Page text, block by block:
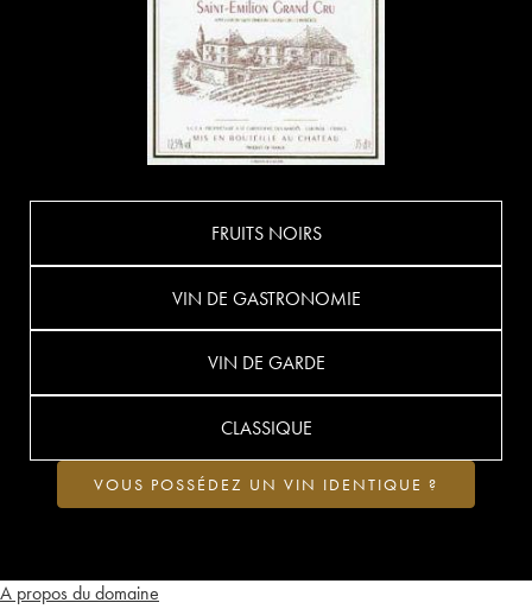
A propos du domaine
FRUITS NOIRS
VIN DE GASTRONOMIE
VIN DE GARDE
CLASSIQUE
VOUS POSSÉDEZ UN VIN IDENTIQUE ?